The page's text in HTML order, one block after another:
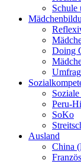
Schule
Doing
Peru-
SoKo
Ausland
China